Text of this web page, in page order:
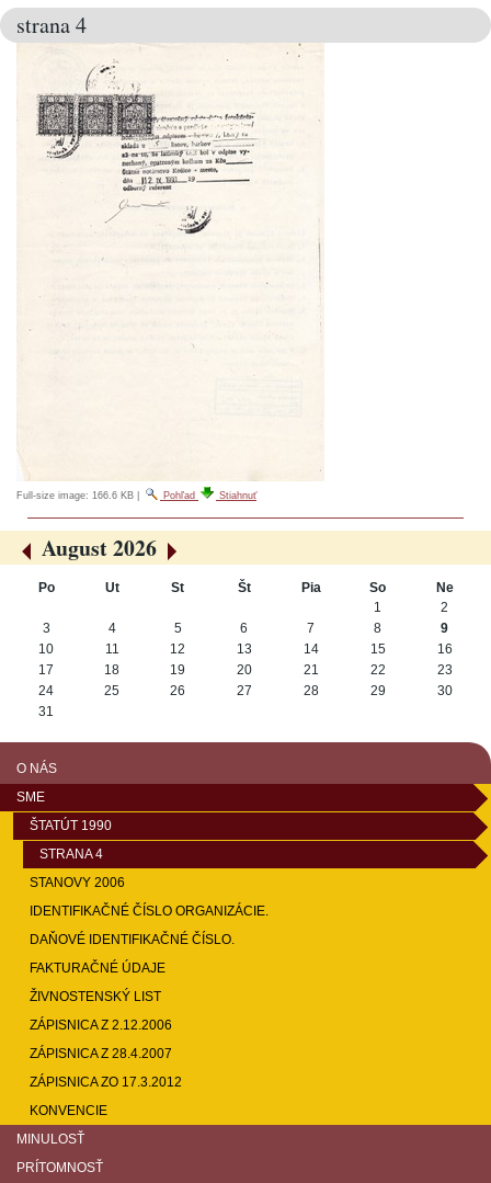
strana 4
Full-size image: 166.6 KB Pohľad Stiahnuť
«
August 2026
»
Po Ut St Št Pia So
Ne
1
2
3
4 5 6 7 8
9
10
11 12 13 14 15
16
17
18 19 20 21 22
23
24
25 26 27 28 29
30
31
O NÁS
SME
ŠTATÚT 1990
STRANA 4
STANOVY 2006
IDENTIFIKAČNÉ ČÍSLO ORGANIZÁCIE.
DAŇOVÉ IDENTIFIKAČNÉ ČÍSLO.
FAKTURAČNÉ ÚDAJE
ŽIVNOSTENSKÝ LIST
ZÁPISNICA Z 2.12.2006
ZÁPISNICA Z 28.4.2007
ZÁPISNICA ZO 17.3.2012
KONVENCIE
MINULOSŤ
PRÍTOMNOSŤ